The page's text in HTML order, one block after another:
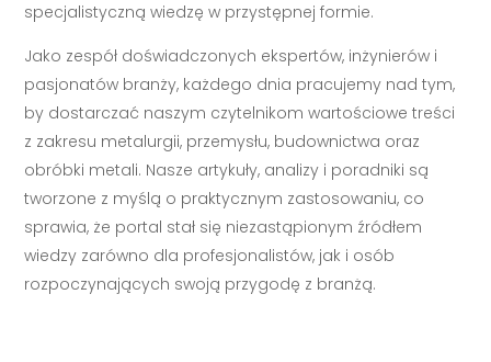
specjalistyczną wiedzę w przystępnej formie.
Jako zespół doświadczonych ekspertów, inżynierów i
pasjonatów branży, każdego dnia pracujemy nad tym,
by dostarczać naszym czytelnikom wartościowe treści
z zakresu metalurgii, przemysłu, budownictwa oraz
obróbki metali. Nasze artykuły, analizy i poradniki są
tworzone z myślą o praktycznym zastosowaniu, co
sprawia, że portal stał się niezastąpionym źródłem
wiedzy zarówno dla profesjonalistów, jak i osób
rozpoczynających swoją przygodę z branżą.